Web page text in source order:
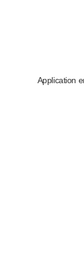
Application